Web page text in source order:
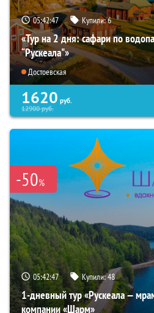
05:42:46 Купили:6
«Тур на 2 дня: сафари по
“Рускеала"»
Достоевская
1620 руб.
12900руб.
-50%
05:42:46 Купили:48
1-дневный тур «Рускеала —
компании «Шарм»